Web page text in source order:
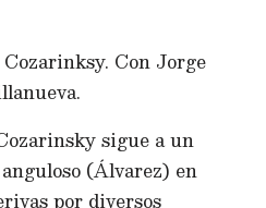
Con Jorge
sigue a un
(Álvarez) en
por diversos